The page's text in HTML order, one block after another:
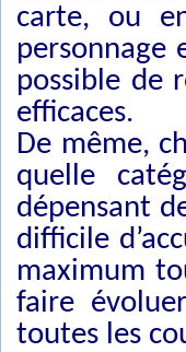
carte, ou
personnage
possible de
efficaces.
De même,
quelle
dépensant
difficile
maximum
faire
toutes les